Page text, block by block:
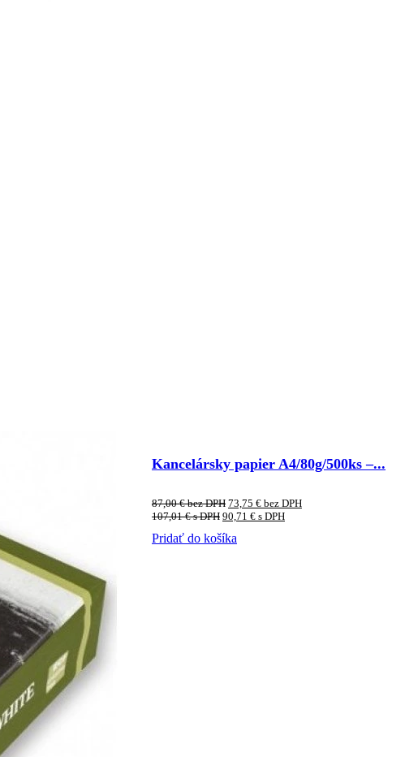
Kancelársky papier A4/80g/500ks –...
87,00€bez DPH 73,75 € bez DPH
107,01€s DPH 90,71 € s DPH
Pridať do košíka